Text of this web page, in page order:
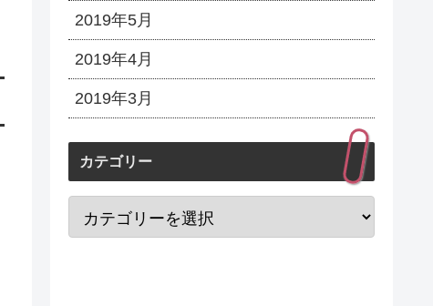
2019年5月
2019年4月
2019年3月
カテゴリー